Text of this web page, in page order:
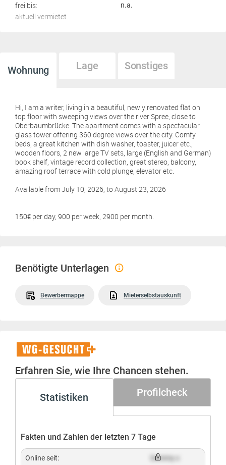
frei bis: n.a.
aktuell vermietet
Wohnung Lage Sonstiges
Hi, I am a writer, living in a beautiful, newly renovated flat on
top floor with sweeping views over the river Spree, close to
Oberbaumbrücke. The apartment comes with a spectacular
glass tower offering 360 degree views over the city. Comfy
beds, a great kitchen with dish washer, toaster, juicer etc.,
wooden floors, 2 new large TV sets, large (English and German)
book shelf, vintage record collection, great stereo, balcony,
amazing roof terrace with cold plunge, elevator etc.
Available from July 10, 2026, to August 23, 2026
150€ per day, 900 per week, 2900 per month.
Benötigte Unterlagen
Bewerbermappe Mieterselbstauskunft
WG-
Gesucht+
Erfahren Sie, wie Ihre Chancen stehen.
Statistiken Profilcheck
Fakten und Zahlen der letzten 7 Tage
Online seit: Dummy x